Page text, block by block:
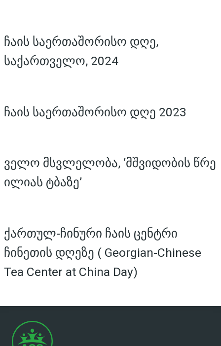
ჩაის საერთაშორისო დღე,
საქართველო, 2024
ჩაის საერთაშორისო დღე 2023
ველო მსვლელობა, ‘მშვიდობის წრე
ილიას ტბაზე’
ქართულ-ჩინური ჩაის ცენტრი
ჩინეთის დღეზე ( Georgian-Chinese
Tea Center at China Day)